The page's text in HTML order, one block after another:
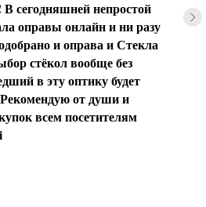
В сегодняшней непростой
оправы онлайн и ни разу
и оправа и Стекла
стёкол вообще без
в эту оптику будет
от души и
всем посетителям